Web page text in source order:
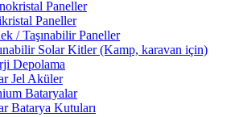
Paneller
Paneller
/ Taşınabilir Paneller
Solar Kitler (Kamp, karavan için)
Depolama
Jel Aküler
Bataryalar
Batarya Kutuları